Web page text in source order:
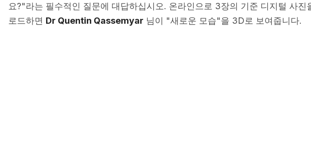
요?"라는 필수적인 질문에 대답하십시오. 온라인으로 3장의 기준 디지털 사진
로드하면 Dr Quentin Qassemyar 님이 "새로운 모습"을 3D로 보여줍니다.